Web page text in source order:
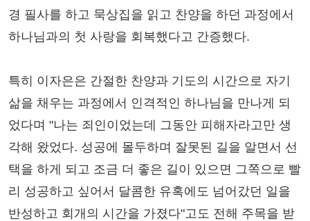
경 필사를 하고 묵상집을 읽고 찬양을 하던 과정에서
하나님과의 첫 사랑을 회복했다고 간증했다.
특히 이자은은 간절한 찬양과 기도의 시간으로 자기
삶을 채우는 과정에서 인격적인 하나님을 만나게 되
었다며 "나는 죄인이었는데 그동안 피해자라고만 생
각해 왔었다. 성공에 몰두하며 잘못된 길을 알면서 선
택을 하게 되고 조금 더 좋은 길이 있으면 그쪽으로 빨
리 성공하고 싶어서 달콤한 유혹에도 넘어갔던 일을
반성하고 회개의 시간을 가졌다"고도 전해 주목을 받